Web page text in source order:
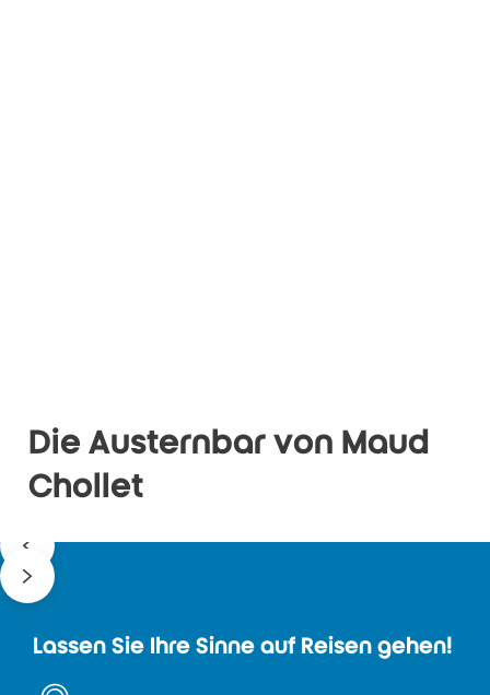
Die Austernbar von Maud
Chollet
Lassen Sie Ihre Sinne auf Reisen gehen!